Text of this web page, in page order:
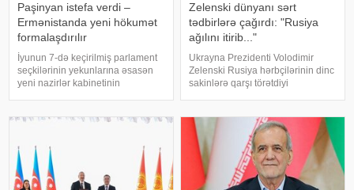
Paşinyan istefa verdi –
Ermənistanda yeni hökumət
formalaşdırılır
İyunun 7-də keçirilmiş parlament
seçkilərinin yekunlarına əsasən
yeni nazirlər kabinetinin
istefaya gedir. xəbər verir ki,
Paşinyanı
Zelenski dünyanı sərt
tədbirlərə çağırdı: "Rusiya
ağılını itirib..."
Ukrayna Prezidenti Volodimir
Zelenski Rusiya hərbçilərinin dinc
sakinlərə qarşı törətdiyi
dərhal hərəkətə keçməyə çağırıb.
xəbər verir ki, Ukrayna lideri b